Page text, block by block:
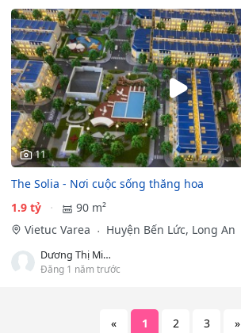
11
The Solia - Nơi cuộc sống thăng hoa
1.9 tỷ
90 m²
Vietuc Varea
Huyện Bến Lức, Long An
Dương Thị Minh Chính
Đăng 1 năm trước
« 1 2 3 »